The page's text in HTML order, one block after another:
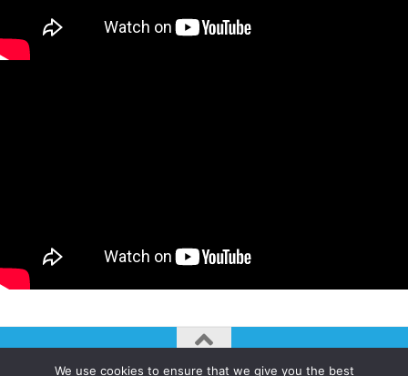
We use cookies to ensure that we give you the best